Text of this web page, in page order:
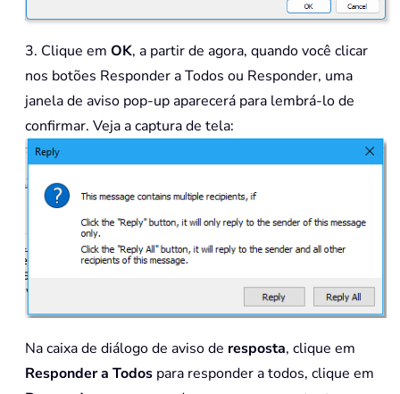
3. Clique em OK, a partir de agora, quando você clicar
nos botões Responder a Todos ou Responder, uma
janela de aviso pop-up aparecerá para lembrá-lo de
confirmar. Veja a captura de tela:
Na caixa de diálogo de aviso de resposta, clique em
Responder a Todos para responder a todos, clique em